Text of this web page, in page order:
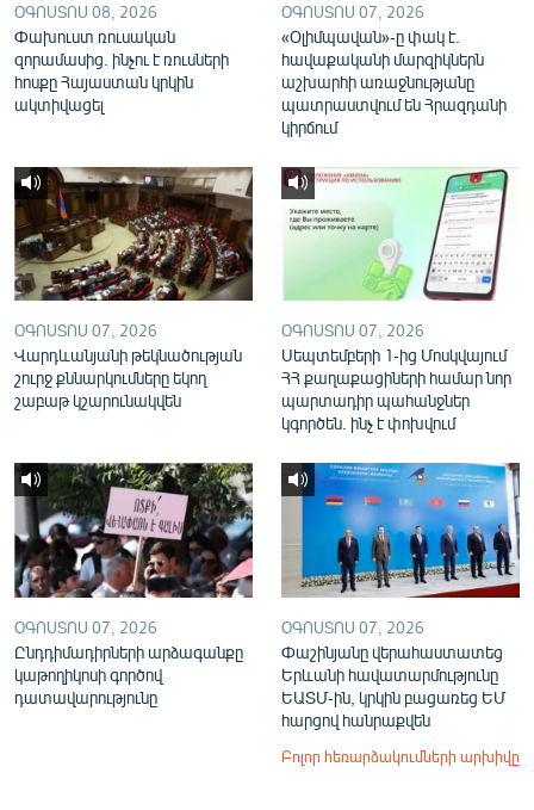
«Ազատության» բոլոր կայքերը
ՕԳՈՍՏՈՍ 08, 2026
Փախուստ ռուսական
զորամասից. ինչու է ռուսների
հոսքը Հայաստան կրկին
ակտիվացել
ՕԳՈՍՏՈՍ 07, 2026
«Օլիմպավան»-ը փակ է.
հավաքականի մարզիկներն
աշխարհի առաջնությանը
պատրաստվում են Հրազդանի
կիրճում
ՕԳՈՍՏՈՍ 07, 2026
Վարդևանյանի թեկնածության
շուրջ քննարկումները եկող
շաբաթ կշարունակվեն
ՕԳՈՍՏՈՍ 07, 2026
Սեպտեմբերի 1-ից Մոսկվայում
ՀՀ քաղաքացիների համար նոր
պարտադիր պահանջներ
կգործեն. ինչ է փոխվում
ՕԳՈՍՏՈՍ 07, 2026
Ընդդիմադիրների արձագանքը
կաթողիկոսի գործով
դատավարությունը
ՕԳՈՍՏՈՍ 07, 2026
Փաշինյանը վերահաստատեց
Երևանի հավատարմությունը
ԵԱՏՄ-ին, կրկին բացառեց ԵՄ
հարցով հանրաքվեն
Բոլոր հեռարձակումների արխիվը